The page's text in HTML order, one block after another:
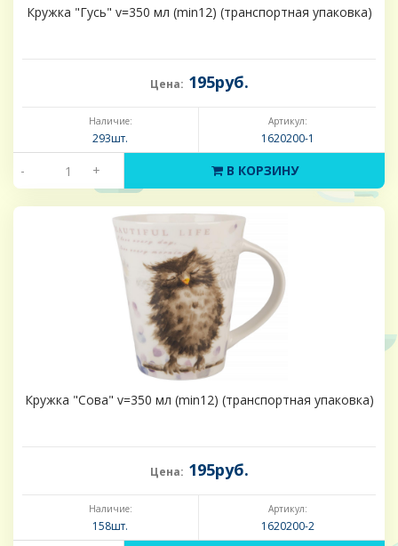
Кружка "Гусь" v=350 мл (min12) (транспортная упаковка)
Цена: 195руб.
Наличие:
293шт.
Артикул:
1620200-1
- + В КОРЗИНУ
Кружка "Сова" v=350 мл (min12) (транспортная упаковка)
Цена: 195руб.
Наличие:
158шт.
Артикул:
1620200-2